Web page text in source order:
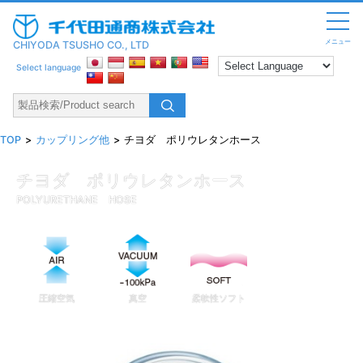
メニュー
CHIYODA TSUSHO CO., LTD
Select language
TOP カップリング他 チヨダ ポリウレタンホース
チヨダ ポリウレタンホース
POLYURETHANE HOSE
圧縮空気 真空 柔軟性ソフト